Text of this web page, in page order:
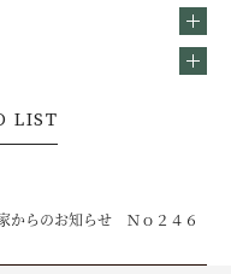
LIST
からのお知らせ Ｎｏ２４６